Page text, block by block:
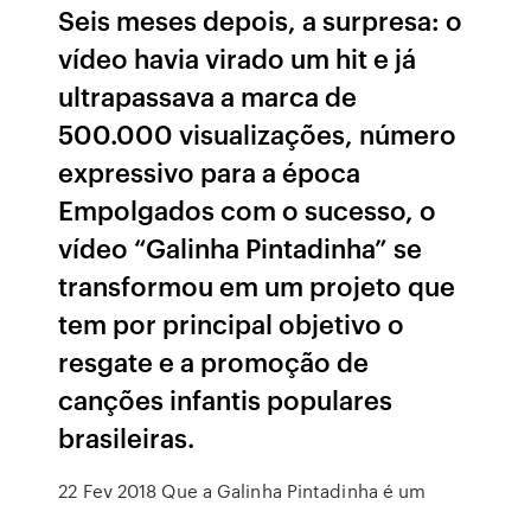
Seis meses depois, a surpresa: o
vídeo havia virado um hit e já
ultrapassava a marca de
500.000 visualizações, número
expressivo para a época
Empolgados com o sucesso, o
vídeo “Galinha Pintadinha” se
transformou em um projeto que
tem por principal objetivo o
resgate e a promoção de
canções infantis populares
brasileiras.
22 Fev 2018 Que a Galinha Pintadinha é um